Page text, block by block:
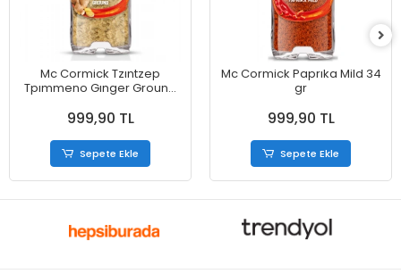
Mc Cormick Tzıntzep
Tpımmeno Gınger Ground
999,90 TL
Sepete Ekle
Mc Cormick Paprıka Mild 34
gr
999,90 TL
Sepete Ekle